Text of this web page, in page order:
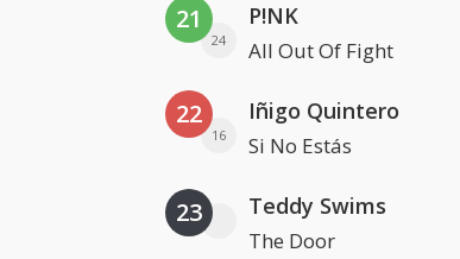
21
24
P!NK
All Out Of Fight
22
16
Iñigo Quintero
Si No Estás
23 Teddy Swims
The Door